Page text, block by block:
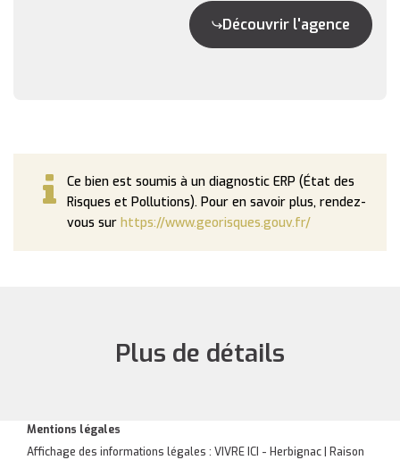
Découvrir l'agence
Ce bien est soumis à un diagnostic ERP (État des
Risques et Pollutions). Pour en savoir plus, rendez-
vous sur https://www.georisques.gouv.fr/
Plus de détails
Mentions légales
Affichage des informations légales : VIVRE ICI - Herbignac | Raison